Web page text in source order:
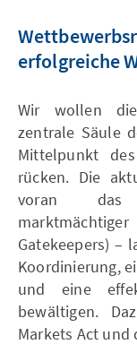
erfolgreiche
Wir wollen
zentrale Säule
Mittelpunkt
rücken. Die
voran das
Gatekeepers) –
Koordinierung,
und eine
bewältigen.
Markets Act und